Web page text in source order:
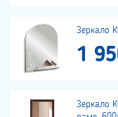
Зеркало
1
Зеркало